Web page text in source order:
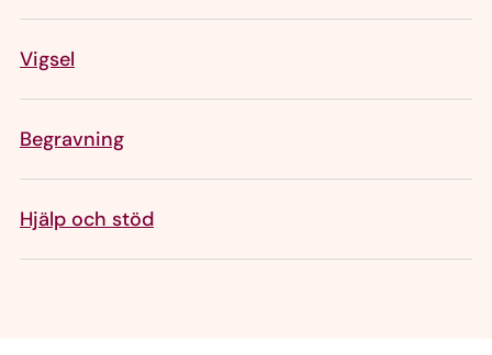
Vigsel
Begravning
Hjälp och stöd